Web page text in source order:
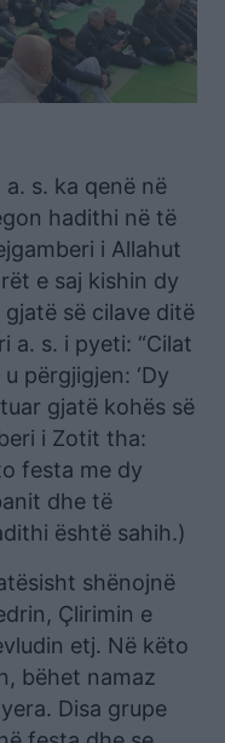
s. ka qenë në
hadithi në të
i Allahut
e saj kishin dy
së cilave ditë
a. s. i pyeti: “Cilat
përgjigjen: ‘Dy
gjatë kohës së
i Zotit tha:
festa me dy
dhe të
është sahih.)
shënojnë
Çlirimin e
etj. Në këto
bëhet namaz
Disa grupe